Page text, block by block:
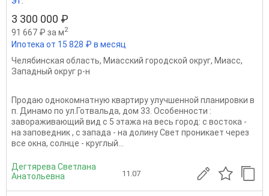
3 300 000 ₽
91 667 ₽ за м2
Ипотека от 15 828 ₽ в месяц
Челябинская область, Миасский городской округ, Миасс,
Западный округ р-н
Продаю однокомнатную квартиру улучшенной планировки в
п. Динамо по ул.Готвальда, дом 33. Особенности :
завораживающий вид с 5 этажа на весь город: с востока -
на заповедник , с запада - на долину Свет проникает через
все окна, солнце - круглый...
Дегтярева Светлана
Анатольевна
11.07